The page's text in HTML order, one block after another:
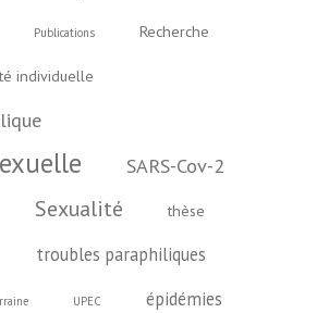
Publications Recherche
individuelle
SARS-Cov-2
Sexualité thèse
troubles paraphiliques
UPEC épidémies